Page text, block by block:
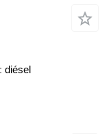
diésel